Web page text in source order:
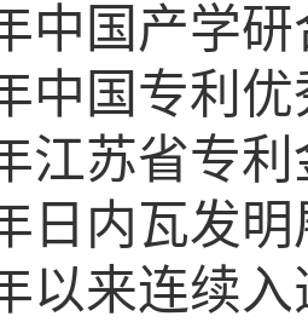
中国产学
中国专利
江苏省专
日内瓦发
以来连续入